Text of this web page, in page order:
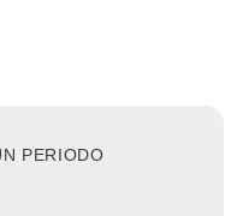
PERIODO